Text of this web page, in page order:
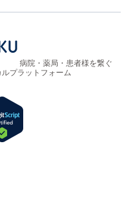
病院・薬局・患者様を繋ぐ
プラットフォーム